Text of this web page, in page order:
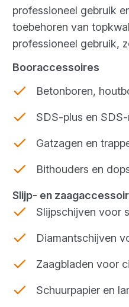
professioneel gebruik
toebehoren van
professioneel gebruik,
Booraccessoires
Betonboren,
SDS-plus en
Gatzagen en
Bithouders en
Slijp- en
Slijpschijven voor
Diamantschijven
Zaagbladen voor
Schuurpapier en